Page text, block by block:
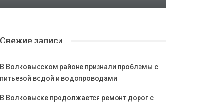
Свежие записи
В Волковысском районе признали проблемы с
питьевой водой и водопроводами
В Волковыске продолжается ремонт дорог с